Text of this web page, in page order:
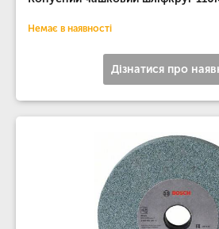
Немає в наявності
Дізнатися про